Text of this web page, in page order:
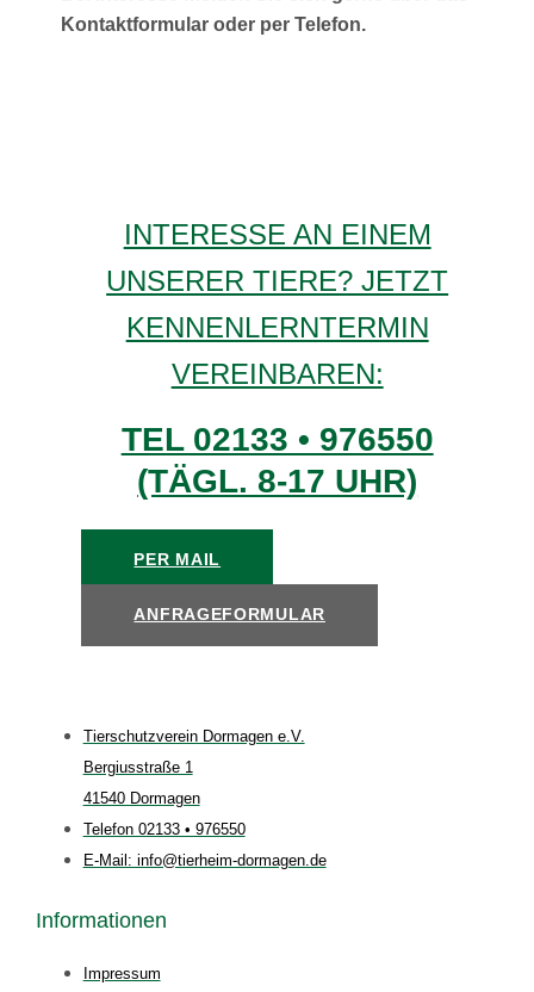
Kontaktformular oder per Telefon.
INTERESSE AN EINEM
UNSERER TIERE? JETZT
KENNENLERNTERMIN
VEREINBAREN:
TEL 02133 • 976550
(TÄGL. 8-17 UHR)
PER MAIL
ANFRAGEFORMULAR
Tierschutzverein Dormagen e.V.
Bergiusstraße 1
41540 Dormagen
Telefon 02133 • 976550
E-Mail: info@tierheim-dormagen.de
Informationen
Impressum